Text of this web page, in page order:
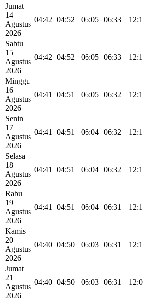
Jumat
14
Agustus
2026
04:42 04:52 06:05 06:33
Sabtu
15
Agustus
2026
04:42 04:52 06:05 06:33
Minggu
16
Agustus
2026
04:41 04:51 06:05 06:32
Senin
17
Agustus
2026
04:41 04:51 06:04 06:32
Selasa
18
Agustus
2026
04:41 04:51 06:04 06:32
Rabu
19
Agustus
2026
04:41 04:51 06:04 06:31
Kamis
20
Agustus
2026
04:40 04:50 06:03 06:31
Jumat
21
Agustus
2026
04:40 04:50 06:03 06:31